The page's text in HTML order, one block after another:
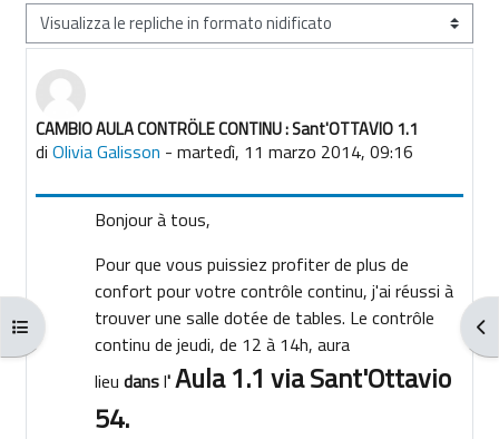
Apri indice del corso
Modalità visualizzazione
CAMBIO AULA CONTRÖLE CONTINU : Sant'OTTAVIO 1.1
di Olivia Galisson - martedì, 11 marzo 2014, 09:16
Numero di risposte: 0
Bonjour à tous,
Pour que vous puissiez profiter de plus de
confort pour votre contrôle continu, j'ai réussi à
trouver une salle dotée de tables. Le contrôle
continu de jeudi, de 12 à 14h, aura
lieu dansl'Aula 1.1 via Sant'Ottavio
54.